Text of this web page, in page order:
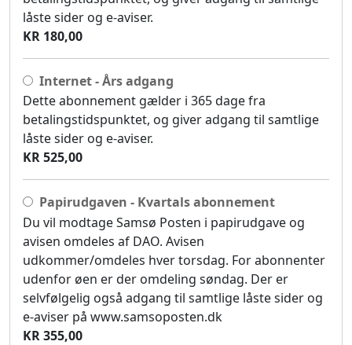
låste sider og e-aviser.
KR 180,00
Internet - Års adgang
Dette abonnement gælder i 365 dage fra
betalingstidspunktet, og giver adgang til samtlige
låste sider og e-aviser.
KR 525,00
Papirudgaven - Kvartals abonnement
Du vil modtage Samsø Posten i papirudgave og
avisen omdeles af DAO. Avisen
udkommer/omdeles hver torsdag. For abonnenter
udenfor øen er der omdeling søndag. Der er
selvfølgelig også adgang til samtlige låste sider og
e-aviser på www.samsoposten.dk
KR 355,00